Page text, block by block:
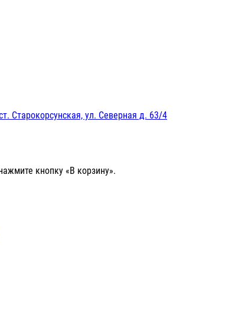
Старокорсунская, ул. Северная д. 63/4
кнопку «В корзину».